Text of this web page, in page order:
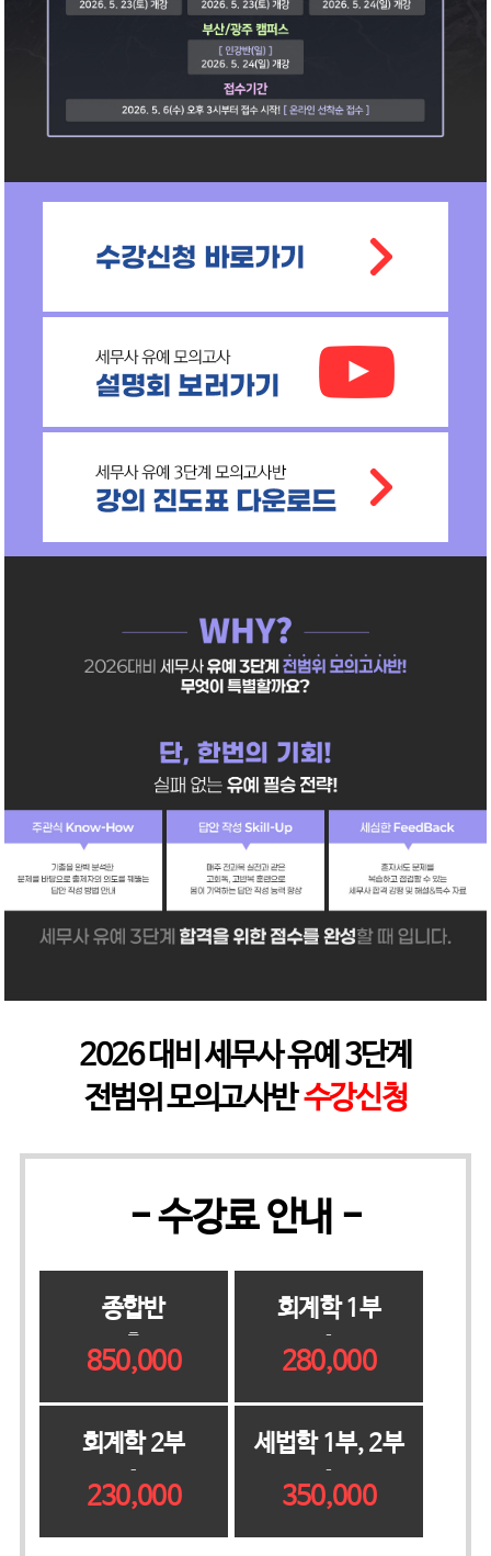
2026 대비 세무사 유예 3단계
전범위 모의고사반수강신청
- 수강료 안내 -
종합반
-
850,000
회계학 1부
280,000
회계학 2부
230,000
세법학 1부, 2부
350,000